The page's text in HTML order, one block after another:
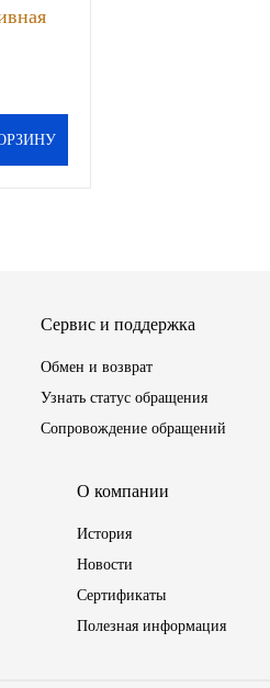
Сервис и поддержка
Обмен и возврат
Узнать статус обращения
Сопровождение обращений
О компании
История
Новости
Сертификаты
Полезная информация